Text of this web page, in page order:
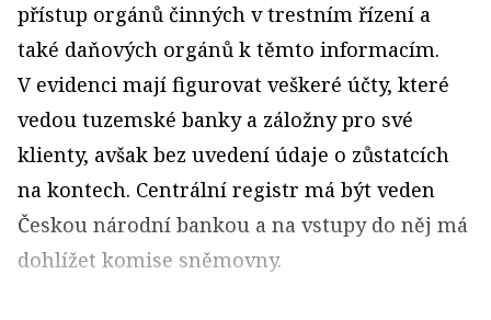
přístup orgánů činných v trestním řízení a
také daňových orgánů k těmto informacím.
V evidenci mají figurovat veškeré účty, které
vedou tuzemské banky a záložny pro své
klienty, avšak bez uvedení údaje o zůstatcích
na kontech. Centrální registr má být veden
Českou národní bankou a na vstupy do něj má
dohlížet komise sněmovny.